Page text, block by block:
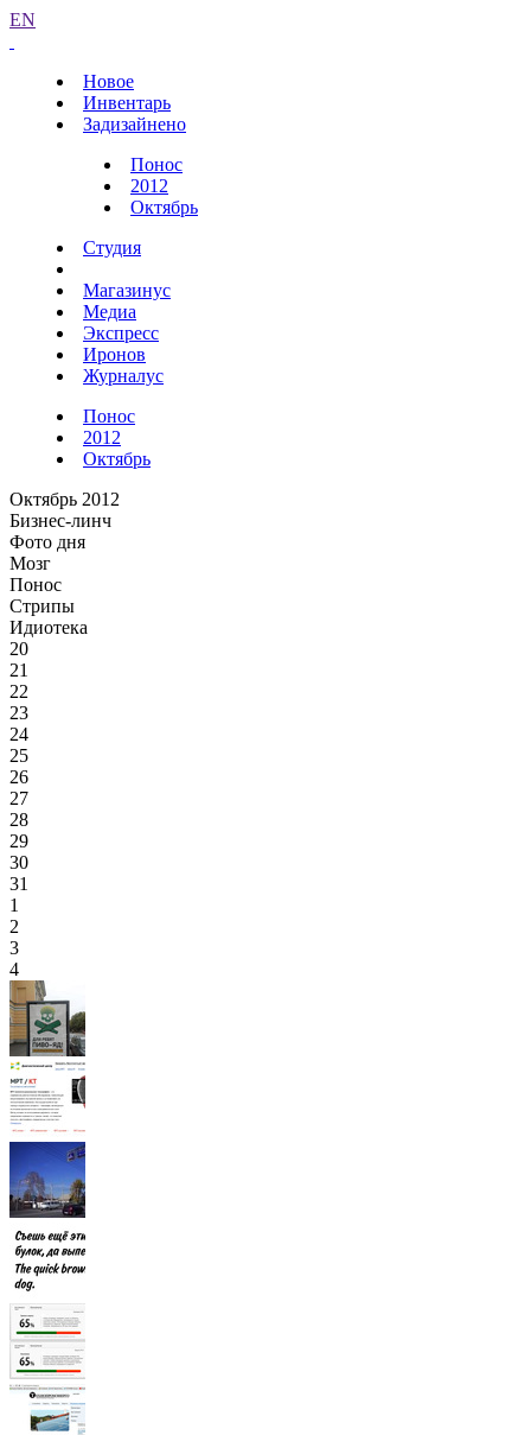
EN
Новое
Инвентарь
Задизайнено
Понос
2012
Октябрь
Студия
Магазинус
Медиа
Экспресс
Иронов
Журналус
Понос
2012
Октябрь
Октябрь 2012
Бизнес-линч
Фото дня
Мозг
Понос
Стрипы
Идиотека
20
21
22
23
24
25
26
27
28
29
30
31
1
2
3
4